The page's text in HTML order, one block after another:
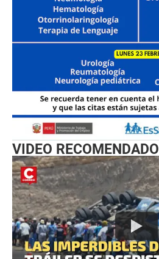
VIDEO RECOMENDADO